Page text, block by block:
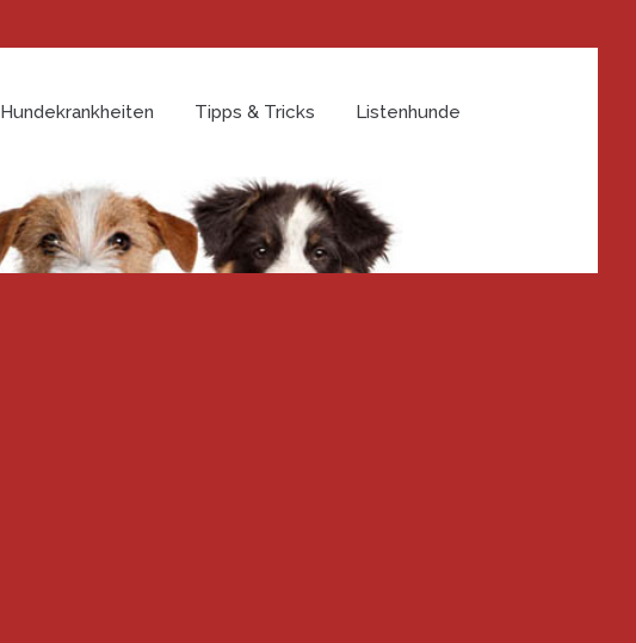
Hundekrankheiten Tipps & Tricks Listenhunde